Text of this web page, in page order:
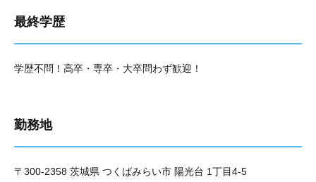
最終学歴
学歴不問！高卒・専卒・大卒問わず歓迎！
勤務地
〒300-2358 茨城県 つくばみらい市 陽光台 1丁目4-5